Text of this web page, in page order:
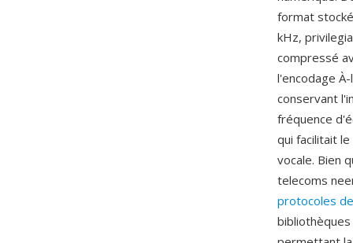
format
kHz,
compressé
l'encodage
conservant
fréquence
qui facilitait
vocale. Bien
telecoms
protocoles